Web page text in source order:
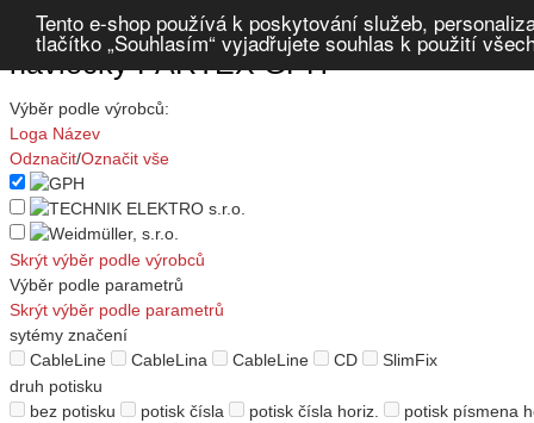
Tento e-shop používá k poskytování služeb,
tlačítko „Souhlasím“ vyjadřujete souhlas k použití
Úvod Kabely a vodiče, příslušenství systémy značení návlečky
návlečky PARTEX GPH
Výběr podle výrobců:
Loga Název
Odznačit/Označit vše
Skrýt výběr podle výrobců
Výběr podle parametrů
Skrýt výběr podle parametrů
sytémy značení
CableLine
CableLina CableLine CD
SlimFix
druh potisku
bez potisku
potisk čísla potisk čísla horiz.
potisk písmena